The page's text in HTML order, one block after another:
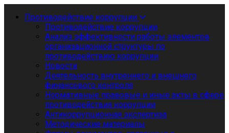
Противодействие коррупции
Противодействие коррупции
Анализ эффективности работы элементов
организационной структуры по
противодействию коррупции
Новости
Деятельность внутреннего и внешнего
финансового контроля
Нормативные правовые и иные акты в сфере
противодействия коррупции
Антикоррупционная экспертиза
Методические материалы